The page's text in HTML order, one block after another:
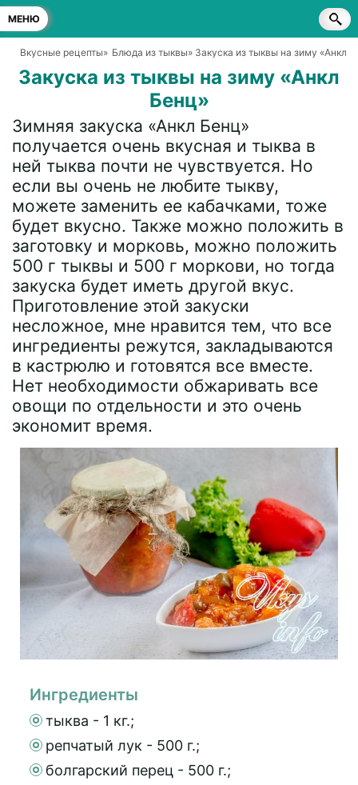
МЕНЮ
Вкусные рецепты» Блюда из тыквы» Закуска из тыквы на зиму «Анкл
Закуска из тыквы на зиму «Анкл
Бенц»
Зимняя закуска «Анкл Бенц»
получается очень вкусная и тыква в
ней тыква почти не чувствуется. Но
если вы очень не любите тыкву,
можете заменить ее кабачками, тоже
будет вкусно. Также можно положить в
заготовку и морковь, можно положить
500 г тыквы и 500 г моркови, но тогда
закуска будет иметь другой вкус.
Приготовление этой закуски
несложное, мне нравится тем, что все
ингредиенты режутся, закладываются
в кастрюлю и готовятся все вместе.
Нет необходимости обжаривать все
овощи по отдельности и это очень
экономит время.
Ингредиенты
тыква - 1 кг.;
репчатый лук - 500 г.;
болгарский перец - 500 г.;